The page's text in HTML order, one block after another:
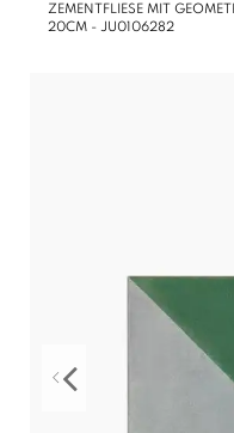
ZEMENTFLIESE MIT
20CM - JU0106282